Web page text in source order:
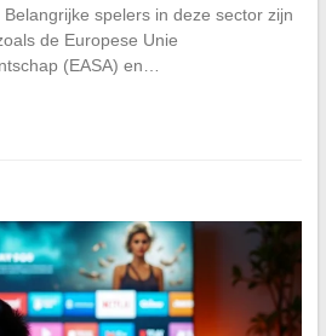
spelers in deze sector zijn
de Europese Unie
(EASA) en…